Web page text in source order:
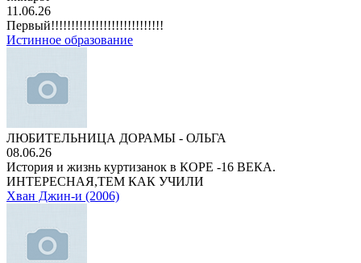
11.06.26
Первый!!!!!!!!!!!!!!!!!!!!!!!!!!!!
Истинное образование
ЛЮБИТЕЛЬНИЦА ДОРАМЫ - ОЛЬГА
08.06.26
История и жизнь куртизанок в КОРЕ -16 ВЕКА.
ИНТЕРЕСНАЯ,ТЕМ КАК УЧИЛИ
Хван Джин-и (2006)